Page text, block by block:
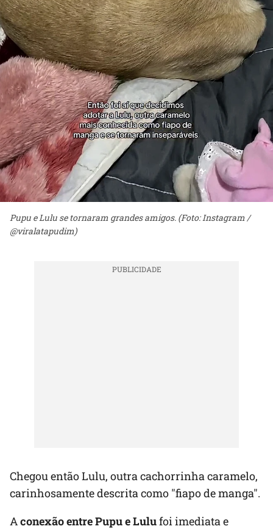
Pupu e Lulu se tornaram grandes amigos. (Foto: Instagram /
@viralatapudim)
Chegou então Lulu, outra cachorrinha caramelo,
carinhosamente descrita como "fiapo de manga".
Aconexão entre Pupu e Lulufoi imediata e